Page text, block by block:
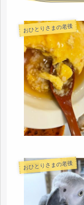
おひとりさまの老後
おひとりさまの老後